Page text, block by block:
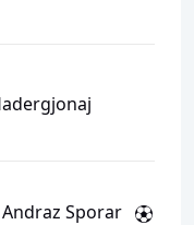
Andraz Sporar